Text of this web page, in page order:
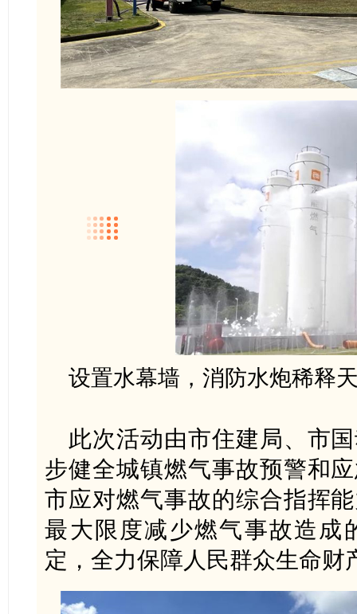
设置水幕墙，消防水炮稀释
此次活动由市住建局、市
步健全城镇燃气事故预警和
市应对燃气事故的综合指挥
最大限度减少燃气事故造成
定，全力保障人民群众生命财